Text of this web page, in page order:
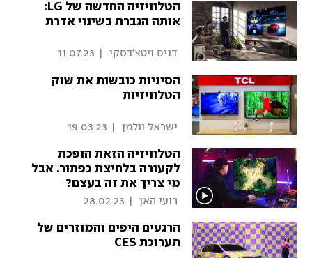
הטלוויזיה החדשה של LG:
אותה הגברת בשינוי אדרת
דניס ויטצ'בסקי 11.07.23
הסיניות כובשות את שוק
הטלוויזיות
ישראל וולמן 19.03.23
הטלוויזיה הזאת הופכת
לקעורה בלחיצת כפתור. אבל
מי צריך את זה בעצם?
רועי האן 28.02.23
הרגעים היפים והמוזרים של
תערוכת CES